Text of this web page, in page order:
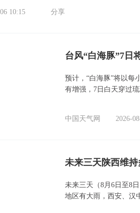
10:15 分享
台风“白海豚”7日
预计，“白海豚”将以每
有增强，7日白天穿过
中国天气网 2026-
未来三天陕西维
未来三天（8月6日至8
地区有大雨，西安、汉